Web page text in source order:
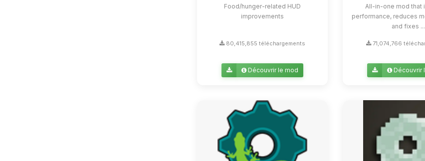
Food/hunger-related HUD
improvements
80,415,855 téléchargements
Découvrir le mod
All-in-one mod that
performance, reduces
and fixes ...
71,074,766
Découvrir